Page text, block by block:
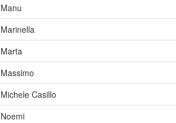
Manu
Marinella
Marta
Massimo
Michele Casillo
Noemi